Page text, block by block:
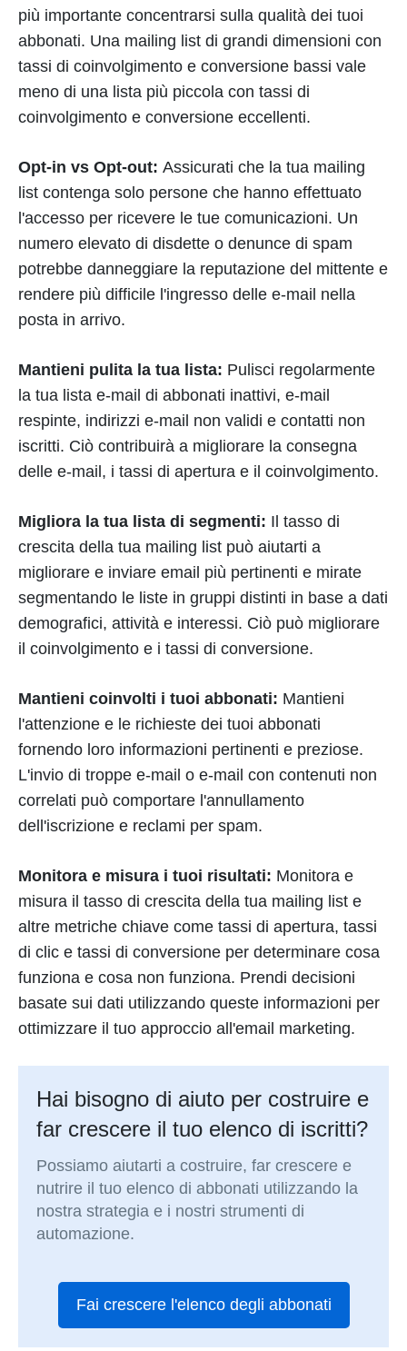
più importante concentrarsi sulla qualità dei tuoi
abbonati. Una mailing list di grandi dimensioni con
tassi di coinvolgimento e conversione bassi vale
meno di una lista più piccola con tassi di
coinvolgimento e conversione eccellenti.
Opt-in vs Opt-out: Assicurati che la tua mailing
list contenga solo persone che hanno effettuato
l'accesso per ricevere le tue comunicazioni. Un
numero elevato di disdette o denunce di spam
potrebbe danneggiare la reputazione del mittente e
rendere più difficile l'ingresso delle e-mail nella
posta in arrivo.
Mantieni pulita la tua lista: Pulisci regolarmente
la tua lista e-mail di abbonati inattivi, e-mail
respinte, indirizzi e-mail non validi e contatti non
iscritti. Ciò contribuirà a migliorare la consegna
delle e-mail, i tassi di apertura e il coinvolgimento.
Migliora la tua lista di segmenti: Il tasso di
crescita della tua mailing list può aiutarti a
migliorare e inviare email più pertinenti e mirate
segmentando le liste in gruppi distinti in base a dati
demografici, attività e interessi. Ciò può migliorare
il coinvolgimento e i tassi di conversione.
Mantieni coinvolti i tuoi abbonati: Mantieni
l'attenzione e le richieste dei tuoi abbonati
fornendo loro informazioni pertinenti e preziose.
L'invio di troppe e-mail o e-mail con contenuti non
correlati può comportare l'annullamento
dell'iscrizione e reclami per spam.
Monitora e misura i tuoi risultati: Monitora e
misura il tasso di crescita della tua mailing list e
altre metriche chiave come tassi di apertura, tassi
di clic e tassi di conversione per determinare cosa
funziona e cosa non funziona. Prendi decisioni
basate sui dati utilizzando queste informazioni per
ottimizzare il tuo approccio all'email marketing.
Hai bisogno di aiuto per costruire e
far crescere il tuo elenco di iscritti?
Possiamo aiutarti a costruire, far crescere e
nutrire il tuo elenco di abbonati utilizzando la
nostra strategia e i nostri strumenti di
automazione.
Fai crescere l'elenco degli abbonati